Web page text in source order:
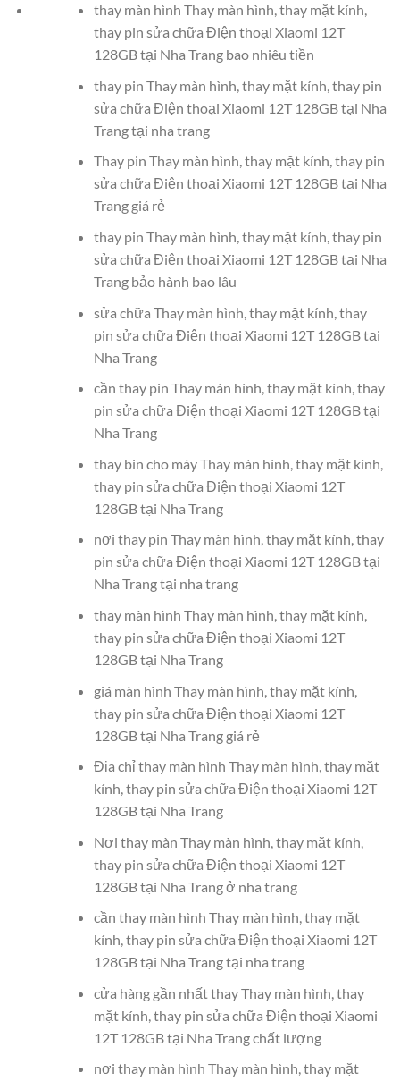
thay màn hình Thay màn hình, thay mặt kính,
thay pin sửa chữa Điện thoại Xiaomi 12T
128GB tại Nha Trang bao nhiêu tiền
thay pin Thay màn hình, thay mặt kính, thay pin
sửa chữa Điện thoại Xiaomi 12T 128GB tại Nha
Trang tại nha trang
Thay pin Thay màn hình, thay mặt kính, thay pin
sửa chữa Điện thoại Xiaomi 12T 128GB tại Nha
Trang giá rẻ
thay pin Thay màn hình, thay mặt kính, thay pin
sửa chữa Điện thoại Xiaomi 12T 128GB tại Nha
Trang bảo hành bao lâu
sửa chữa Thay màn hình, thay mặt kính, thay
pin sửa chữa Điện thoại Xiaomi 12T 128GB tại
Nha Trang
cần thay pin Thay màn hình, thay mặt kính, thay
pin sửa chữa Điện thoại Xiaomi 12T 128GB tại
Nha Trang
thay bin cho máy Thay màn hình, thay mặt kính,
thay pin sửa chữa Điện thoại Xiaomi 12T
128GB tại Nha Trang
nơi thay pin Thay màn hình, thay mặt kính, thay
pin sửa chữa Điện thoại Xiaomi 12T 128GB tại
Nha Trang tại nha trang
thay màn hình Thay màn hình, thay mặt kính,
thay pin sửa chữa Điện thoại Xiaomi 12T
128GB tại Nha Trang
giá màn hình Thay màn hình, thay mặt kính,
thay pin sửa chữa Điện thoại Xiaomi 12T
128GB tại Nha Trang giá rẻ
Địa chỉ thay màn hình Thay màn hình, thay mặt
kính, thay pin sửa chữa Điện thoại Xiaomi 12T
128GB tại Nha Trang
Nơi thay màn Thay màn hình, thay mặt kính,
thay pin sửa chữa Điện thoại Xiaomi 12T
128GB tại Nha Trang ở nha trang
cần thay màn hình Thay màn hình, thay mặt
kính, thay pin sửa chữa Điện thoại Xiaomi 12T
128GB tại Nha Trang tại nha trang
cửa hàng gần nhất thay Thay màn hình, thay
mặt kính, thay pin sửa chữa Điện thoại Xiaomi
12T 128GB tại Nha Trang chất lượng
nơi thay màn hình Thay màn hình, thay mặt